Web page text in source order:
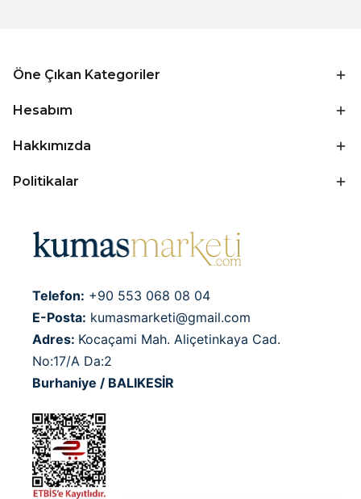
Öne Çıkan Kategoriler
Hesabım
Hakkımızda
Politikalar
Telefon: +90 553 068 08 04
E-Posta: kumasmarketi@gmail.com
Adres: Kocaçami Mah. Aliçetinkaya Cad.
No:17/A Da:2
Burhaniye / BALIKESİR